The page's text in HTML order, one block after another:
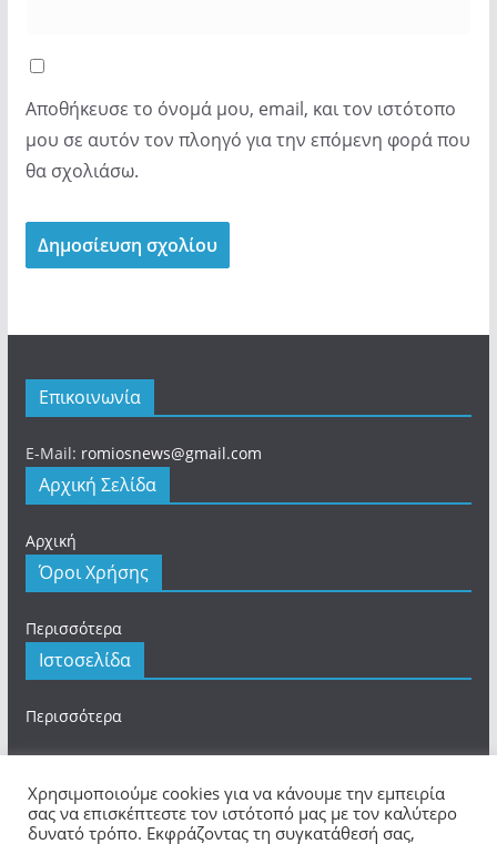
Αποθήκευσε το όνομά μου, email, και τον ιστότοπο
μου σε αυτόν τον πλοηγό για την επόμενη φορά που
θα σχολιάσω.
Επικοινωνία
E-Mail: romiosnews@gmail.com
Αρχική Σελίδα
Αρχική
Όροι Χρήσης
Περισσότερα
Ιστοσελίδα
Περισσότερα
Πνευματικά Δικαιώματα © 2026romios.online. Τα
Χρησιμοποιούμε cookies για να κάνουμε την εμπειρία
σας να επισκέπτεστε τον ιστότοπό μας με τον καλύτερο
δυνατό τρόπο. Εκφράζοντας τη συγκατάθεσή σας,